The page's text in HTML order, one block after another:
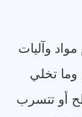
مواد وآليات
تخلي
أو تتسرب